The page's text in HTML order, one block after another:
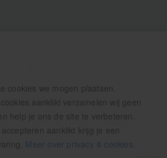
cookies we mogen plaatsen.
aanklikt verzamelen wij geen
help je ons de site te verbeteren.
aanklikt krijg je een
Meer over privacy & cookies
en 13.00u
zijn van het laatste nieuws: